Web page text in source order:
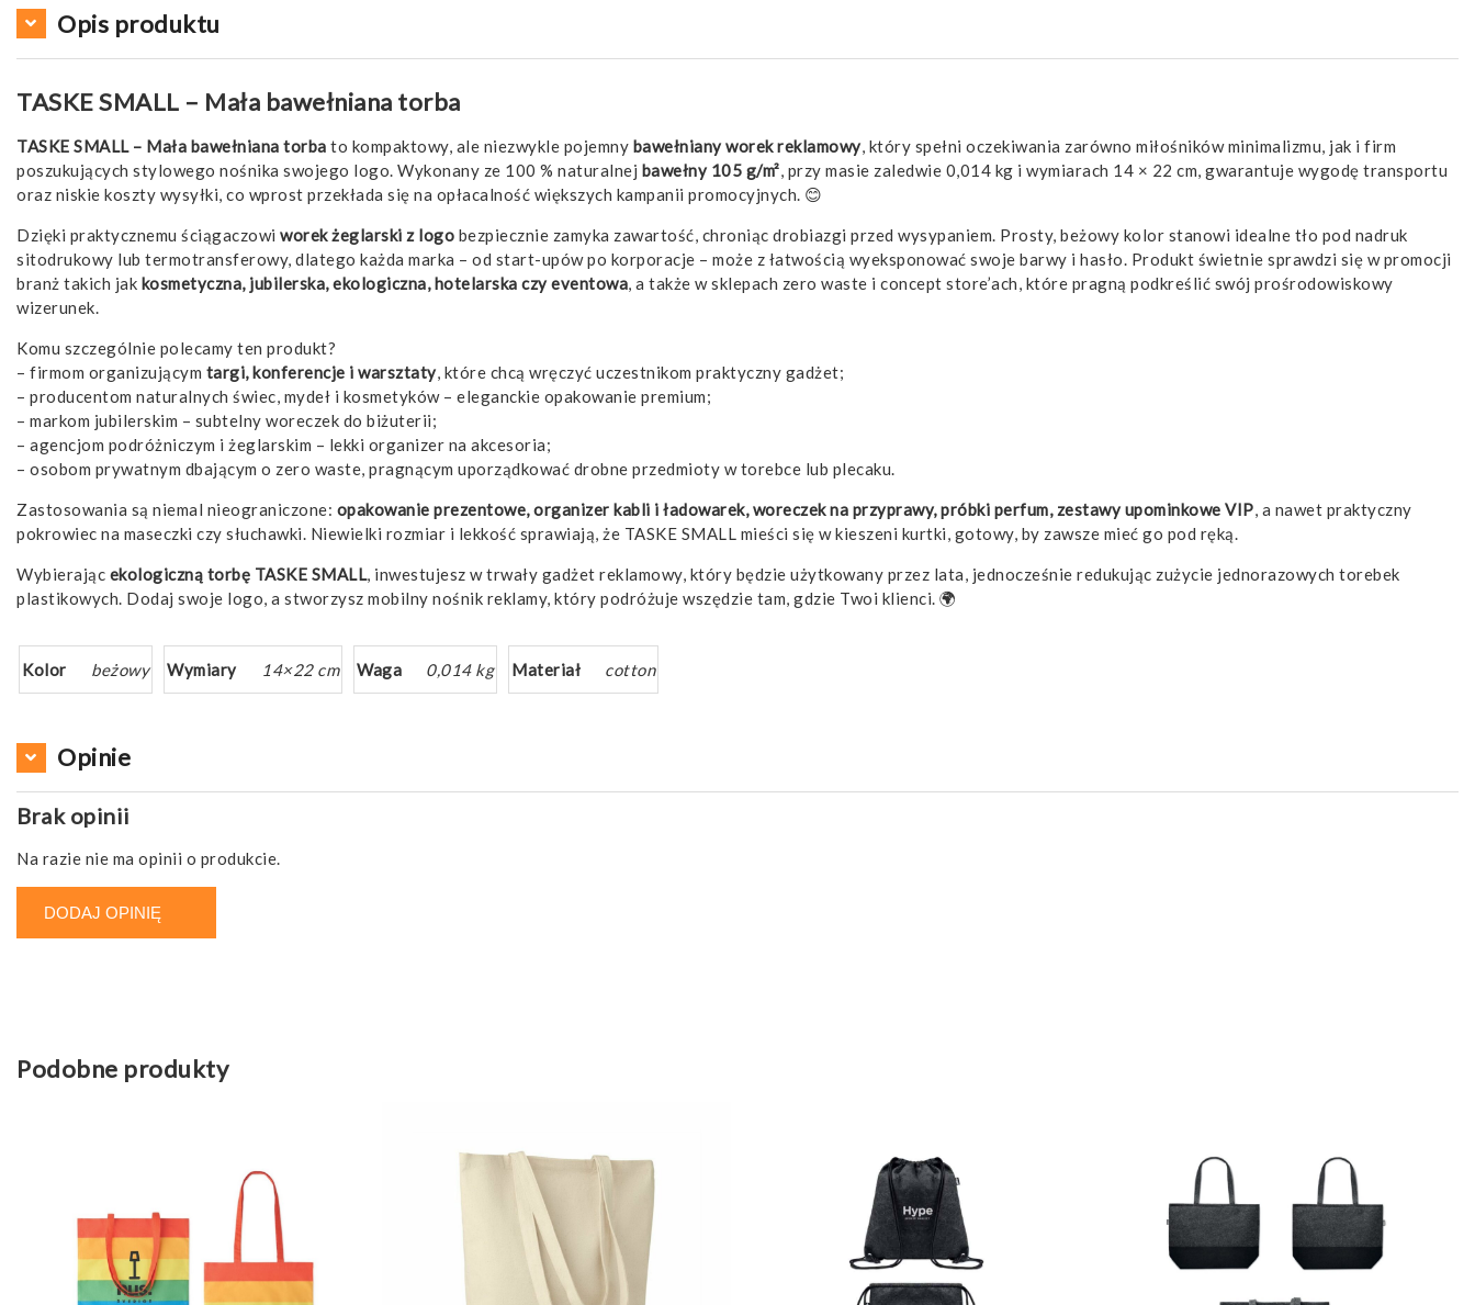
Opis produktu
TASKE SMALL – Mała bawełniana torba
TASKE SMALL – Mała bawełniana torba to kompaktowy, ale niezwykle pojemny bawełniany worek reklamowy, który spełni oczekiwania zarówno miłośników minimalizmu, jak i firm
poszukujących stylowego nośnika swojego logo. Wykonany ze 100 % naturalnej bawełny 105 g/m², przy masie zaledwie 0,014 kg i wymiarach 14 × 22 cm, gwarantuje wygodę transportu
oraz niskie koszty wysyłki, co wprost przekłada się na opłacalność większych kampanii promocyjnych. 😊
Dzięki praktycznemu ściągaczowi worek żeglarski z logo bezpiecznie zamyka zawartość, chroniąc drobiazgi przed wysypaniem. Prosty, beżowy kolor stanowi idealne tło pod nadruk
sitodrukowy lub termotransferowy, dlatego każda marka – od start-upów po korporacje – może z łatwością wyeksponować swoje barwy i hasło. Produkt świetnie sprawdzi się w promocji
branż takich jak kosmetyczna, jubilerska, ekologiczna, hotelarska czy eventowa, a także w sklepach zero waste i concept store’ach, które pragną podkreślić swój prośrodowiskowy
wizerunek.
Komu szczególnie polecamy ten produkt?
– firmom organizującym targi, konferencje i warsztaty, które chcą wręczyć uczestnikom praktyczny gadżet;
– producentom naturalnych świec, mydeł i kosmetyków – eleganckie opakowanie premium;
– markom jubilerskim – subtelny woreczek do biżuterii;
– agencjom podróżniczym i żeglarskim – lekki organizer na akcesoria;
– osobom prywatnym dbającym o zero waste, pragnącym uporządkować drobne przedmioty w torebce lub plecaku.
Zastosowania są niemal nieograniczone: opakowanie prezentowe, organizer kabli i ładowarek, woreczek na przyprawy, próbki perfum, zestawy upominkowe VIP, a nawet praktyczny
pokrowiec na maseczki czy słuchawki. Niewielki rozmiar i lekkość sprawiają, że TASKE SMALL mieści się w kieszeni kurtki, gotowy, by zawsze mieć go pod ręką.
Wybierając ekologiczną torbę TASKE SMALL, inwestujesz w trwały gadżet reklamowy, który będzie użytkowany przez lata, jednocześnie redukując zużycie jednorazowych torebek
plastikowych. Dodaj swoje logo, a stworzysz mobilny nośnik reklamy, który podróżuje wszędzie tam, gdzie Twoi klienci. 🌍
Kolor beżowy Wymiary 14×22 cm Waga 0,014 kg Materiał cotton
Opinie
Brak opinii
Na razie nie ma opinii o produkcie.
DODAJ OPINIĘ
Podobne produkty